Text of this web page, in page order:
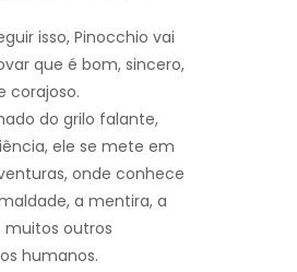
isso, Pinocchio vai
que é bom, sincero,
corajoso.
do grilo falante,
ele se mete em
onde conhece
a mentira, a
muitos outros
humanos.